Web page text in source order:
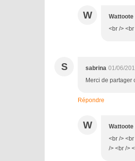
W Wattoote
<br />
S sabrina 01/06/
Merci de partager
Répondre
W Wattoote
<br />
/> <br />